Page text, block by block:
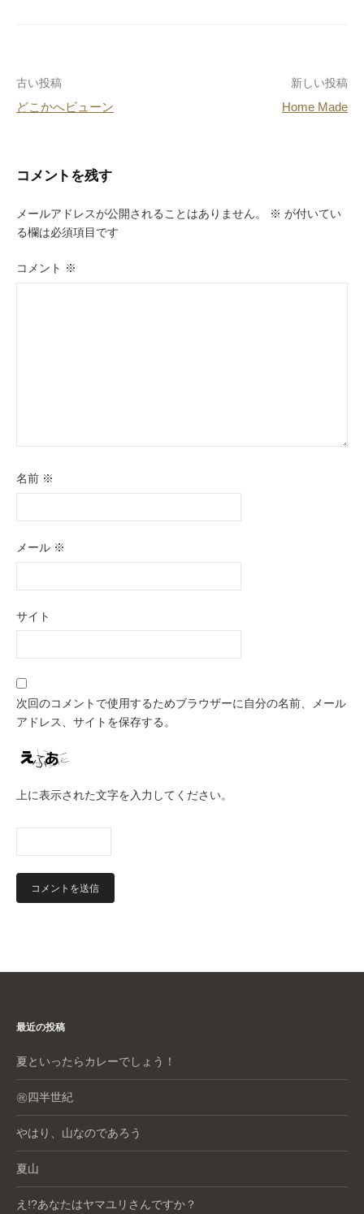
o
k
投
稿
ビ
ゲ
ー
シ
古い投稿
どこかへビューン
新しい投稿
Home Made
コメントを残す
メールアドレスが公開されることはありません。 ※ が付いてい
る欄は必須項目です
コメント ※
名前 ※
メール ※
サイト
次回のコメントで使用するためブラウザーに自分の名前、メール
アドレス、サイトを保存する。
上に表示された文字を入力してください。
最近の投稿
夏といったらカレーでしょう！
㊗️四半世紀
やはり、山なのであろう
夏山
え!?あなたはヤマユリさんですか？